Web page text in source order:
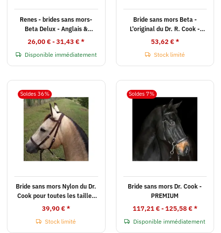
Renes - brides sans mors-
Beta Delux - Anglais &
Western
26,00 € -31,43 €*
Disponible immédiatement
Bride sans mors Beta -
L'original du Dr. R. Cook -
Brun Pony
53,62 €*
Stock limité
Soldes 36%
Bride sans mors Nylon du Dr.
Cook pour toutes les tailles
de chevaux
39,90 €*
Stock limité
Soldes 7%
Bride sans mors Dr. Cook -
PREMIUM
117,21 € -125,58 €*
Disponible immédiatement